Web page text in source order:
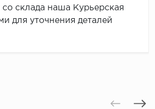
со склада наша Курьерская
для уточнения деталей